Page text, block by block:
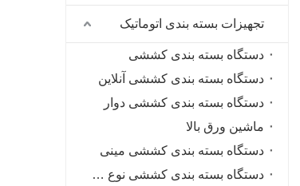
تجهیزات بسته بندی اتوماتیک
دستگاه بسته بندی کششی
دستگاه بسته بندی کششی آنلاین
دستگاه بسته بندی کششی دوار
ماشین ورق بالا
دستگاه بسته بندی کششی مینی
دستگاه بسته بندی کششی نوع قرقره